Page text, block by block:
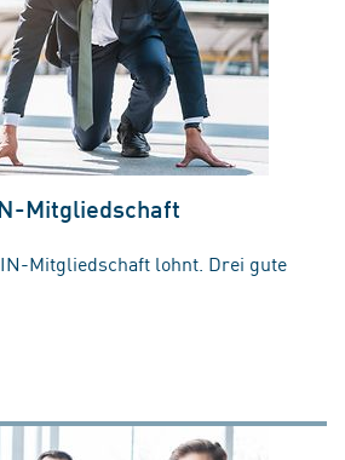
Mitgliedschaft
Mitgliedschaft lohnt. Drei gute